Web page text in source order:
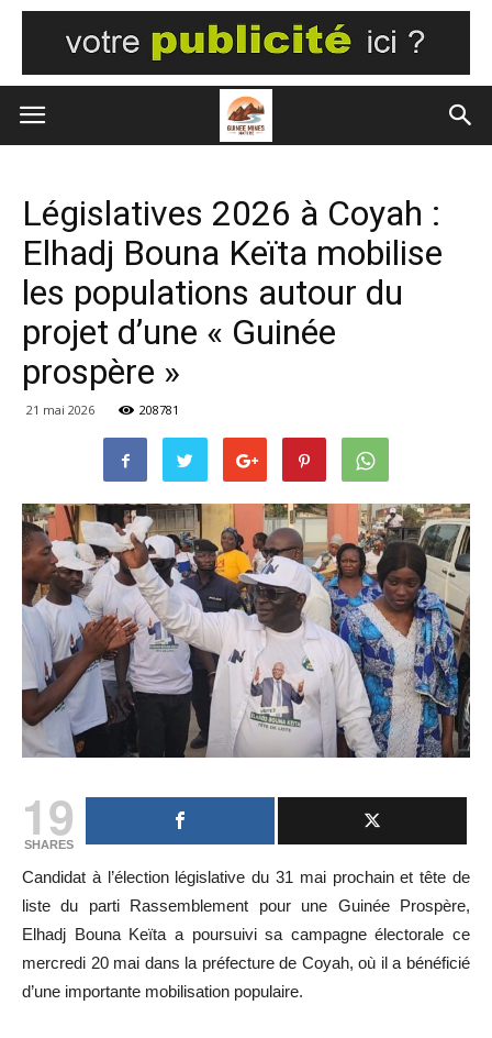
Législatives 2026 à Coyah :
Elhadj Bouna Keïta mobilise
les populations autour du
projet d’une « Guinée
prospère »
21 mai 2026 208781
19
SHARES
Candidat à l’élection législative du 31 mai prochain et tête de
liste du parti Rassemblement pour une Guinée Prospère,
Elhadj Bouna Keïta a poursuivi sa campagne électorale ce
mercredi 20 mai dans la préfecture de Coyah, où il a bénéficié
d’une importante mobilisation populaire.